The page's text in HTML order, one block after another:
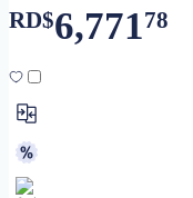
RD$6,77178